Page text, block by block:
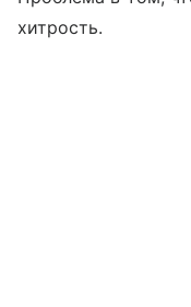
хитрость.